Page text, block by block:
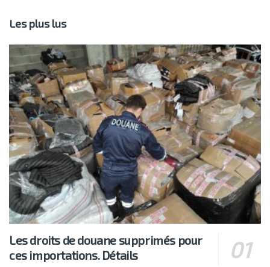
Les plus lus
Les droits de douane supprimés pour
ces importations. Détails